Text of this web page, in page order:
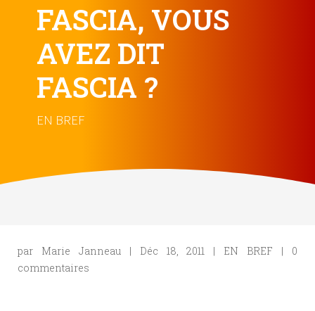
FASCIA, VOUS
AVEZ DIT
FASCIA ?
EN BREF
par Marie Janneau| Déc 18, 2011 | EN BREF | 0
commentaires